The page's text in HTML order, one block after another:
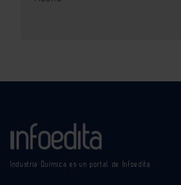
Industria Química es un portal de Infoedita